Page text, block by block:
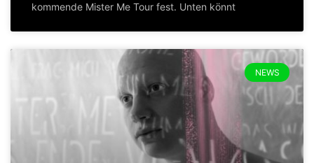
kommende Mister Me Tour fest. Unten könnt
NEWS